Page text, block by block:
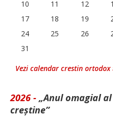
10
11 12
17
18 19
24
25 26
31
Vezi calendar crestin ortodox
2026 - „Anul omagial
creștine”